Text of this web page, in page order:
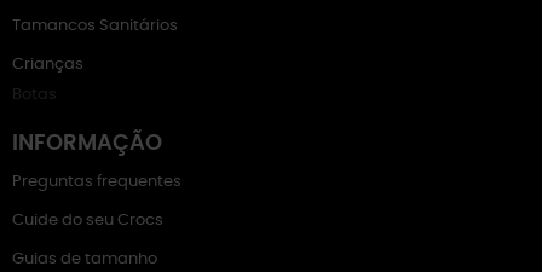
Tamancos Sanitários
Crianças
Botas
INFORMAÇÃO
Preguntas frequentes
Cuide do seu Crocs
Guias de tamanho